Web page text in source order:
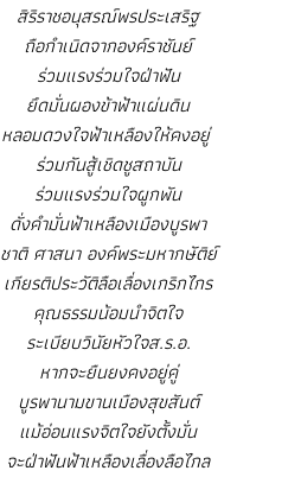
สิริราชอนุสรณ์พรประเสริฐ
ถือกำเนิดจากองค์ราชันย์
ร่วมแรงร่วมใจฝ่าฟัน
ยึดมั่นผองข้าฟ้าแผ่นดิน
หลอมดวงใจฟ้าเหลืองให้คงอยู่
ร่วมกันสู้เชิดชูสถาบัน
ร่วมแรงร่วมใจผูกพัน
ดั่งคำมั่นฟ้าเหลืองเมืองบูรพา
ชาติ ศาสนา องค์พระมหากษัติย์
เกียรติประวัติลือเลื่องเกริกไกร
คุณธรรมน้อมนำจิตใจ
ระเบียบวินัยหัวใจส.ร.อ.
หากจะยืนยงคงอยู่คู่
บูรพานามขานเมืองสุขสันต์
แม้อ่อนแรงจิตใจยังตั้งมั่น
จะฝ่าฟันฟ้าเหลืองเลื่องลือไกล